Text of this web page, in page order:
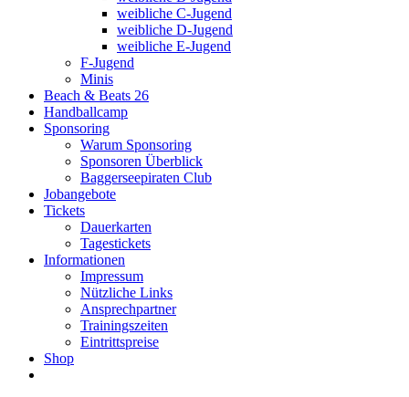
weibliche C-Jugend
weibliche D-Jugend
weibliche E-Jugend
F-Jugend
Minis
Beach & Beats 26
Handballcamp
Sponsoring
Warum Sponsoring
Sponsoren Überblick
Baggerseepiraten Club
Jobangebote
Tickets
Dauerkarten
Tagestickets
Informationen
Impressum
Nützliche Links
Ansprechpartner
Trainingszeiten
Eintrittspreise
Shop